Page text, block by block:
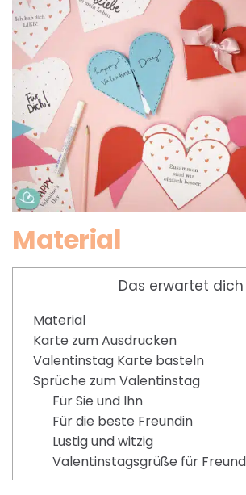
Material
Das erwartet dich
Material
Karte zum Ausdrucken
Valentinstag Karte basteln
Sprüche zum Valentinstag
Für Sie und Ihn
Für die beste Freundin
Lustig und witzig
Valentinstagsgrüße für